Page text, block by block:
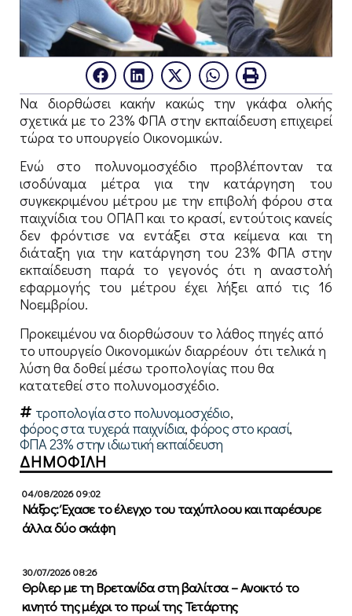
Να διορθώσει κακήν κακώς την γκάφα ολκής
σχετικά με το 23% ΦΠΑ στην εκπαίδευση επιχειρεί
τώρα το υπουργείο Οικονομικών.
Ενώ στο πολυνομοσχέδιο προβλέπονταν τα
ισοδύναμα μέτρα για την κατάργηση του
συγκεκριμένου μέτρου με την επιβολή φόρου στα
παιχνίδια του ΟΠΑΠ και το κρασί, εντούτοις κανείς
δεν φρόντισε να εντάξει στα κείμενα και τη
διάταξη για την κατάργηση του 23% ΦΠΑ στην
εκπαίδευση παρά το γεγονός ότι η αναστολή
εφαρμογής του μέτρου έχει λήξει από τις 16
Νοεμβρίου.
Προκειμένου να διορθώσουν το λάθος πηγές από
το υπουργείο Οικονομικών διαρρέουν ότι τελικά η
λύση θα δοθεί μέσω τροπολογίας που θα
κατατεθεί στο πολυνομοσχέδιο.
τροπολογία στο πολυνομοσχέδιο,
φόρος στα τυχερά παιχνίδια,φόρος στο κρασί,
ΦΠΑ 23% στην ιδιωτική εκπαίδευση
ΔΗΜΟΦΙΛΗ
04/08/2026 09:02
Νάξος: Έχασε το έλεγχο του ταχύπλοου και παρέσυρε
άλλα δύο σκάφη
30/07/2026 08:26
Θρίλερ με τη Βρετανίδα στη βαλίτσα – Ανοικτό το
κινητό της μέχρι το πρωί της Τετάρτης